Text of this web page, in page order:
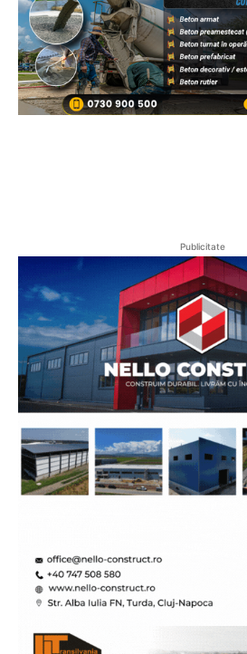
Publicitate